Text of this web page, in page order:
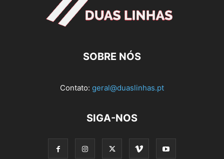
SOBRE NÓS
Contato: geral@duaslinhas.pt
SIGA-NOS